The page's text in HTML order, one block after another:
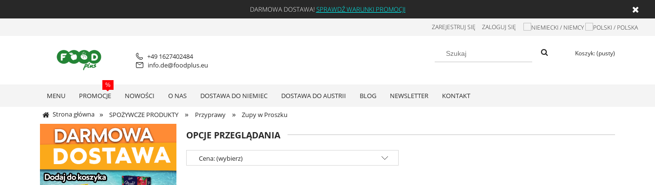
DARMOWA DOSTAWA! SPRAWDŹ WARUNKI PROMOCJI
ZAREJESTRUJ SIĘ ZALOGUJ SIĘ
+49 1627402484
info.de@foodplus.eu
Koszyk:(pusty)
MENU PROMOCJE NOWOŚCI O NAS DOSTAWA DO NIEMIEC DOSTAWA DO AUSTRII BLOG NEWSLETTER KONTAKT
Strona główna » SPOŻYWCZE PRODUKTY » Przyprawy » Zupy w Proszku
OPCJE PRZEGLĄDANIA
Cena: (wybierz)